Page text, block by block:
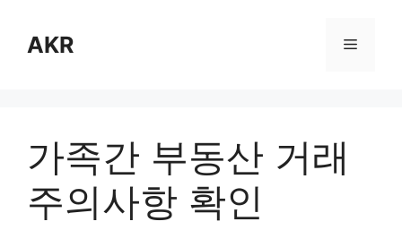
content
AKR Menu
가족간 부동산 거래
주의사항 확인